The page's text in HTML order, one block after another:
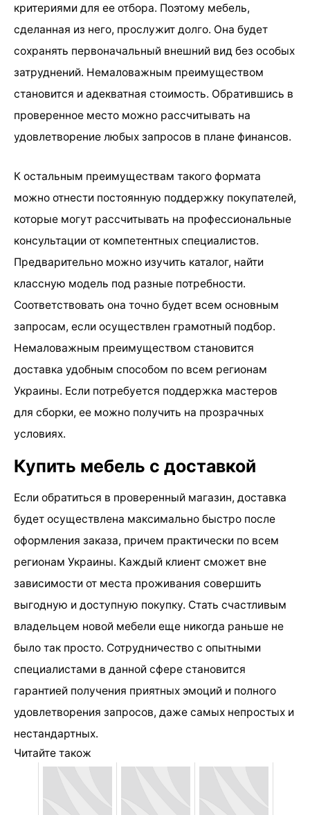
критериями для ее отбора. Поэтому мебель,
сделанная из него, прослужит долго. Она будет
сохранять первоначальный внешний вид без особых
затруднений. Немаловажным преимуществом
становится и адекватная стоимость. Обратившись в
проверенное место можно рассчитывать на
удовлетворение любых запросов в плане финансов.
К остальным преимуществам такого формата
можно отнести постоянную поддержку покупателей,
которые могут рассчитывать на профессиональные
консультации от компетентных специалистов.
Предварительно можно изучить каталог, найти
классную модель под разные потребности.
Соответствовать она точно будет всем основным
запросам, если осуществлен грамотный подбор.
Немаловажным преимуществом становится
доставка удобным способом по всем регионам
Украины. Если потребуется поддержка мастеров
для сборки, ее можно получить на прозрачных
условиях.
Купить мебель с доставкой
Если обратиться в проверенный магазин, доставка
будет осуществлена максимально быстро после
оформления заказа, причем практически по всем
регионам Украины. Каждый клиент сможет вне
зависимости от места проживания совершить
выгодную и доступную покупку. Стать счастливым
владельцем новой мебели еще никогда раньше не
было так просто. Сотрудничество с опытными
специалистами в данной сфере становится
гарантией получения приятных эмоций и полного
удовлетворения запросов, даже самых непростых и
нестандартных.
Читайте також